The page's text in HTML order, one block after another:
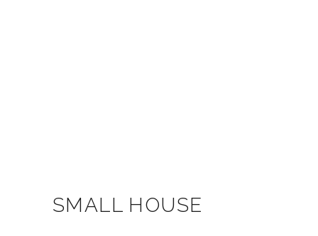
SMALL HOUSE